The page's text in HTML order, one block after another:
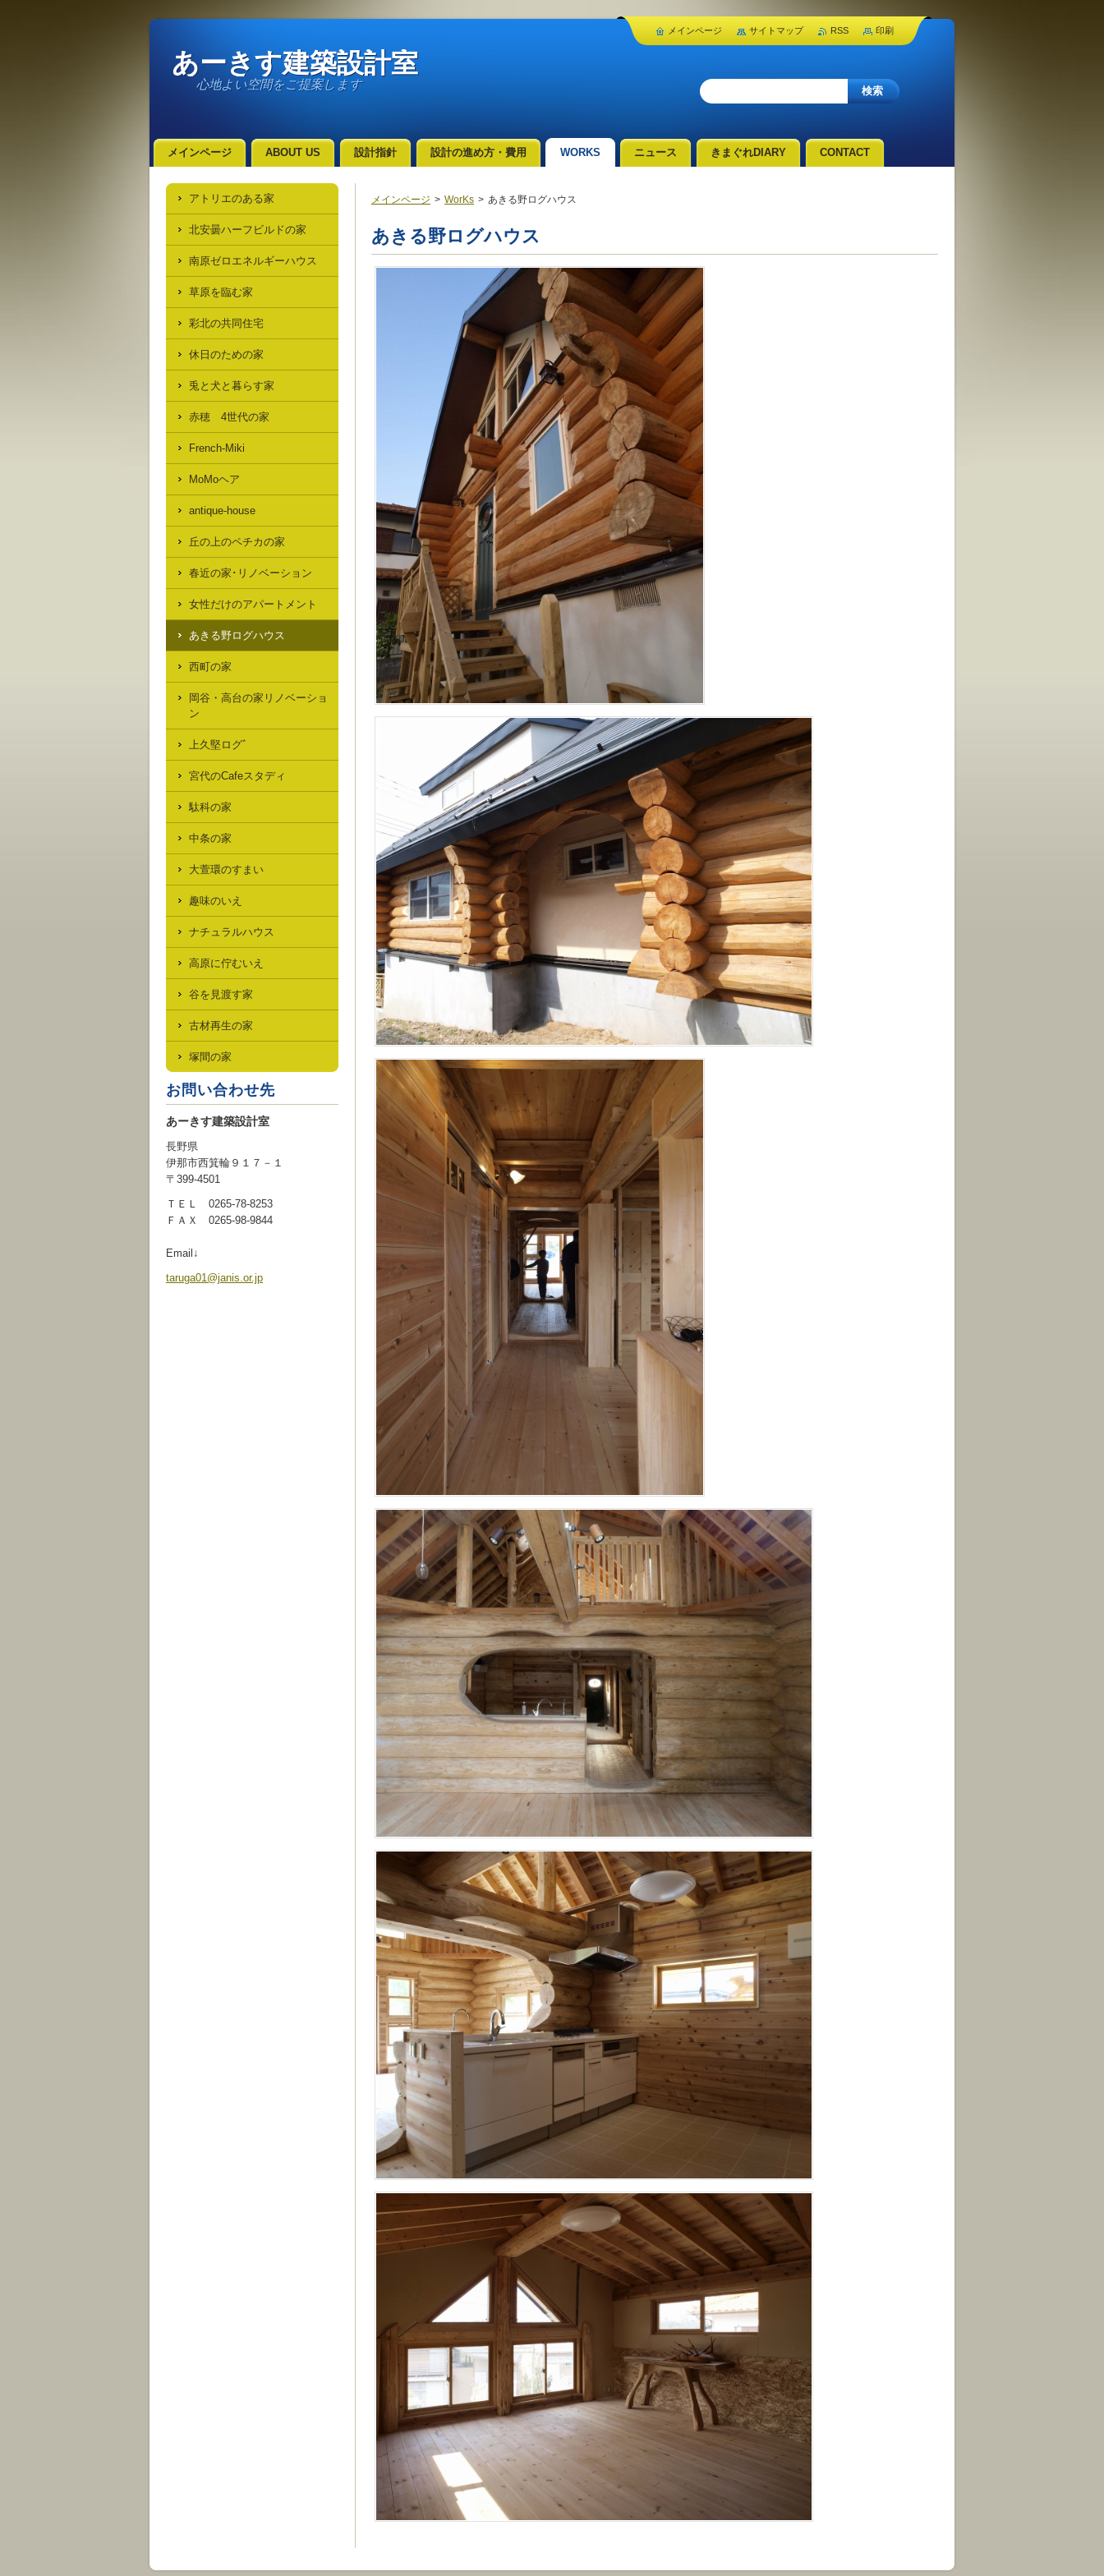
あーきす建築設計室
心地よい空間をご提案します
メインページ > WorKs > あきる野ログハウス
あきる野ログハウス
アトリエのある家
北安曇ハーフビルドの家
南原ゼロエネルギーハウス
草原を臨む家
彩北の共同住宅
休日のための家
兎と犬と暮らす家
赤穂 4世代の家
French-Miki
MoMoヘア
antique-house
丘の上のペチカの家
春近の家･リノベーション
女性だけのアパートメント
あきる野ログハウス
西町の家
岡谷・高台の家リノベーショ
ン
上久堅ログﾞ
宮代のCafeスタディ
駄科の家
中条の家
大萱環のすまい
趣味のいえ
ナチュラルハウス
高原に佇むいえ
谷を見渡す家
古材再生の家
塚間の家
お問い合わせ先
あーきす建築設計室
長野県
伊那市西箕輪９１７－１
〒399-4501
ＴＥＬ 0265-78-8253
ＦＡＸ 0265-98-9844
Email↓
taruga01@janis.or.jp
メインページ ABOUT US 設計指針 設計の進め方・費用 WORKS ニュース きまぐれDIARY CONTACT
リンク集
メインページ サイトマップ RSS 印刷